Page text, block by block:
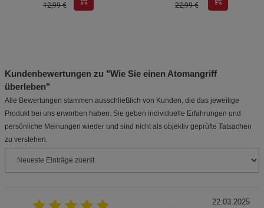
12,99 € 22,99 €
Kundenbewertungen zu "Wie Sie einen Atomangriff
überleben"
Alle Bewertungen stammen ausschließlich von Kunden, die das jeweilige
Produkt bei uns erworben haben. Sie geben individuelle Erfahrungen und
persönliche Meinungen wieder und sind nicht als objektiv geprüfte Tatsachen
zu verstehen.
22.03.2025